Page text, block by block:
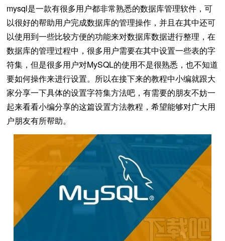
mysql是一款有很多用户都非常熟悉的数据库管理软件，可
以很好的帮助用户完成数据库的管理操作，并且在其中还可
以使用到一些比较方便的功能来对数据库数据进行整理，在
数据库的管理过程中，很多用户需要在其中设置一些表的字
符集，但是很多用户对MySQL的使用不是很熟悉，也不知道
要如何操作来进行设置。所以在接下来的教程中小编就跟大
家分享一下具体的设置字符集方法吧，有需要的朋友不妨一
起来看看小编分享的这篇设置方法教程，希望能够对广大用
户朋友有所帮助。